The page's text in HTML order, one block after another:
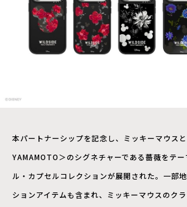
本パートナーシップを記念し、ミッキーマウス
YAMAMOTO＞のシグネチャーである薔薇をテ
ル・カプセルコレクションが展開された。一部
ションアイテムも含まれ、ミッキーマウスのク